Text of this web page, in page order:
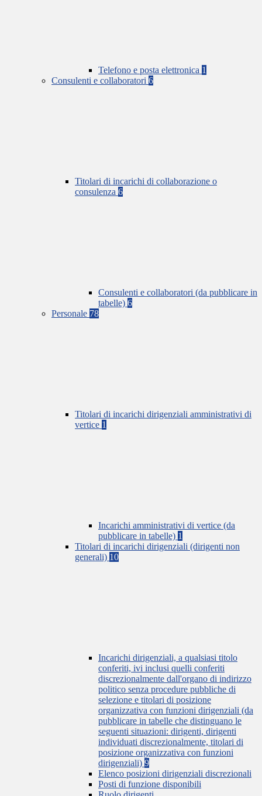
Telefono e posta elettronica 1
Consulenti e collaboratori 6
Titolari di incarichi di collaborazione o
consulenza 6
Consulenti e collaboratori (da pubblicare in
tabelle) 6
Personale 78
Titolari di incarichi dirigenziali amministrativi di
vertice 1
Incarichi amministrativi di vertice (da
pubblicare in tabelle) 1
Titolari di incarichi dirigenziali (dirigenti non
generali) 10
Incarichi dirigenziali, a qualsiasi titolo
conferiti, ivi inclusi quelli conferiti
discrezionalmente dall'organo di indirizzo
politico senza procedure pubbliche di
selezione e titolari di posizione
organizzativa con funzioni dirigenziali (da
pubblicare in tabelle che distinguano le
seguenti situazioni: dirigenti, dirigenti
individuati discrezionalmente, titolari di
posizione organizzativa con funzioni
dirigenziali) 9
Elenco posizioni dirigenziali discrezionali
Posti di funzione disponibili